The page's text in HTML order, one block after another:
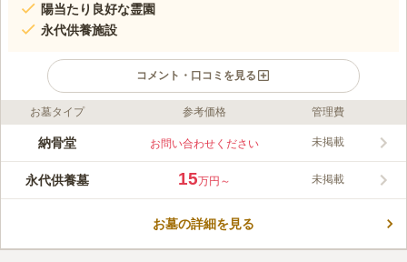
陽当たり良好な霊園
永代供養施設
コメント・口コミを見る
ライフドット編集部のコメント
宗教関係なく誰でも申し込むことができる霊園『メモリアルプレ
日差しが差し込んでおり心が和みます。 豊かな緑に囲まれ、と
ても陽当たりが良い霊園です。 霊園全てがバリアフリーとなっ
参りができます。通路は、インターロッキング舗装です。雨の日
この霊園はまだ誰からも評価されていません。
お墓タイプ 参考価格 管理費
納骨堂 お問い合わせください 未掲載
永代供養墓 15万円～ 未掲載
お墓の詳細を見る